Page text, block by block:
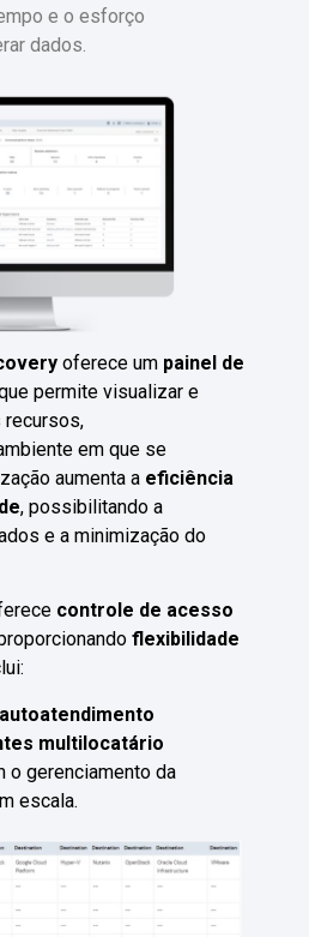
e o esforço
dados.
oferece um painel de
permite visualizar e
em que se
aumenta a eficiência
, possibilitando a
e a minimização do
controle de acesso
flexibilidade
multilocatário
o gerenciamento da
escala.